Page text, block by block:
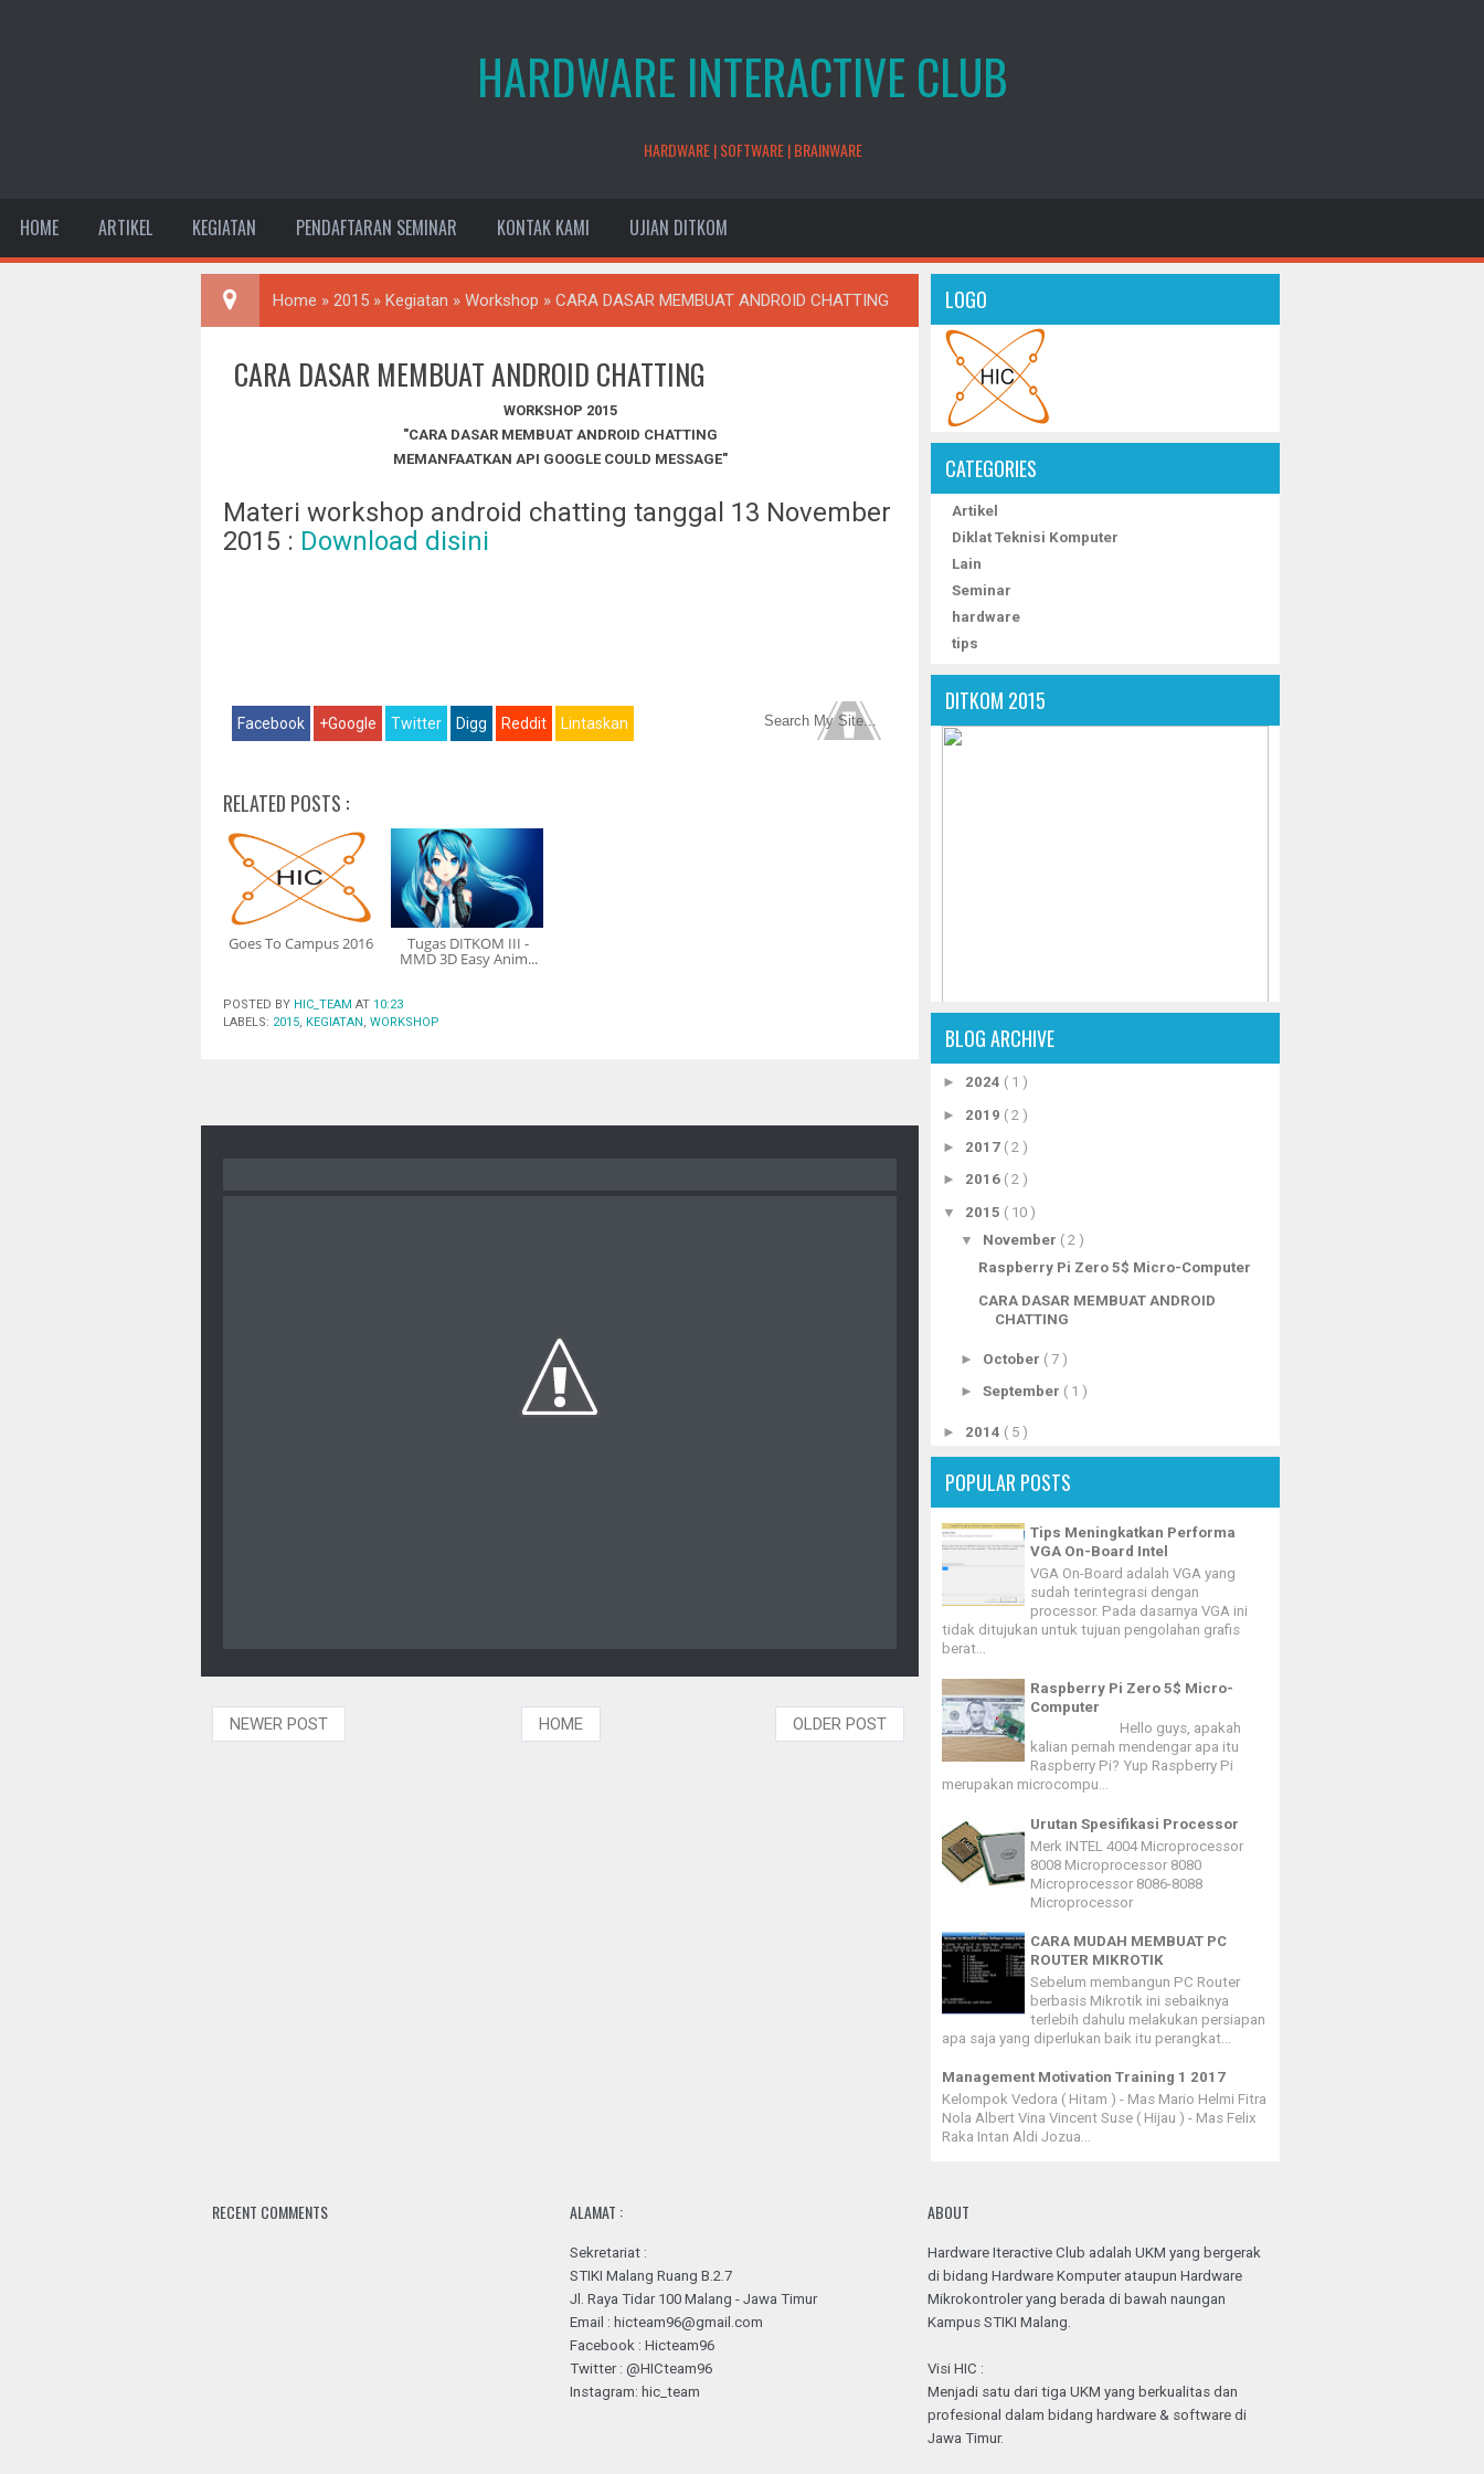
HARDWARE INTERACTIVE CLUB
HARDWARE | SOFTWARE | BRAINWARE
HOME ARTIKEL KEGIATAN PENDAFTARAN SEMINAR KONTAK KAMI UJIAN DITKOM
Home » 2015 » Kegiatan » Workshop » CARA DASAR MEMBUAT ANDROID CHATTING
CARA DASAR MEMBUAT ANDROID CHATTING
WORKSHOP 2015
"CARA DASAR MEMBUAT ANDROID CHATTING
MEMANFAATKAN API GOOGLE COULD MESSAGE"
Materi workshop android chatting tanggal 13 November
2015 : Download disini
Facebook +Google Twitter Digg Reddit Lintaskan
RELATED POSTS :
Goes To Campus 2016 Tugas DITKOM III -
MMD 3D Easy Anim...
POSTED BY HIC_TEAM AT 10:23
LABELS: 2015, KEGIATAN, WORKSHOP
NEWER POST OLDER POST
HOME
LOGO
CATEGORIES
Artikel
Diklat Teknisi Komputer
Lain
Seminar
hardware
tips
DITKOM 2015
BLOG ARCHIVE
► 2024 ( 1 )
► 2019 ( 2 )
► 2017 ( 2 )
► 2016 ( 2 )
▼ 2015 ( 10 )
▼ November ( 2 )
Raspberry Pi Zero 5$ Micro-Computer
CARA DASAR MEMBUAT ANDROID
CHATTING
► October ( 7 )
► September ( 1 )
► 2014 ( 5 )
POPULAR POSTS
Tips Meningkatkan Performa
VGA On-Board Intel
VGA On-Board adalah VGA yang
sudah terintegrasi dengan
processor. Pada dasarnya VGA ini
tidak ditujukan untuk tujuan pengolahan grafis
berat...
Raspberry Pi Zero 5$ Micro-
Computer
Hello guys, apakah
kalian pernah mendengar apa itu
Raspberry Pi? Yup Raspberry Pi
merupakan microcompu...
Urutan Spesifikasi Processor
Merk INTEL 4004 Microprocessor
8008 Microprocessor 8080
Microprocessor 8086-8088
Microprocessor
CARA MUDAH MEMBUAT PC
ROUTER MIKROTIK
Sebelum membangun PC Router
berbasis Mikrotik ini sebaiknya
terlebih dahulu melakukan persiapan
apa saja yang diperlukan baik itu perangkat...
Management Motivation Training 1 2017
Kelompok Vedora ( Hitam ) - Mas Mario Helmi Fitra
Nola Albert Vina Vincent Suse ( Hijau ) - Mas Felix
Raka Intan Aldi Jozua...
RECENT COMMENTS ALAMAT :
Sekretariat :
STIKI Malang Ruang B.2.7
Jl. Raya Tidar 100 Malang - Jawa Timur
Email : hicteam96@gmail.com
Facebook : Hicteam96
Twitter : @HICteam96
Instagram: hic_team
ABOUT
Hardware Iteractive Club adalah UKM yang bergerak
di bidang Hardware Komputer ataupun Hardware
Mikrokontroler yang berada di bawah naungan
Kampus STIKI Malang.
Visi HIC :
Menjadi satu dari tiga UKM yang berkualitas dan
profesional dalam bidang hardware & software di
Jawa Timur.